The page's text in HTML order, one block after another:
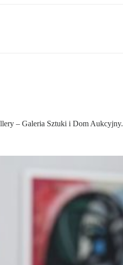
– Galeria Sztuki i Dom Aukcyjny.